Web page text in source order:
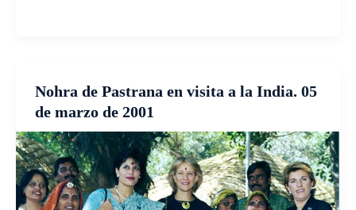
Nohra de Pastrana en visita a la India. 05
de marzo de 2001